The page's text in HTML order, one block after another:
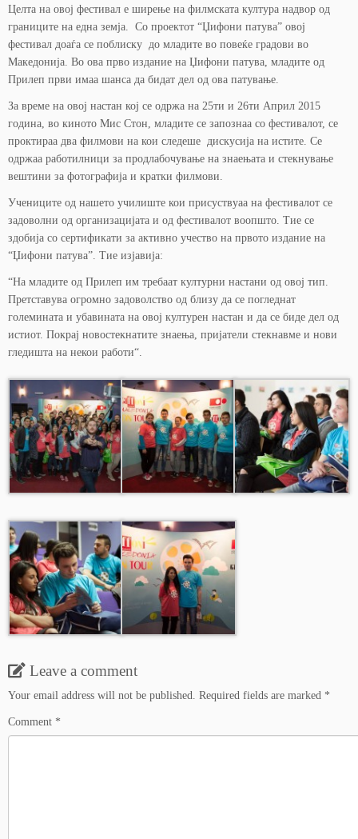
Целта на овој фестивал е ширење на филмската култура надвор од
границите на една земја. Со проектот “Џифони патува” овој
фестивал доаѓа се поблиску до младите во повеќе градови во
Македонија. Во ова прво издание на Џифони патува, младите од
Прилеп први имаа шанса да бидат дел од ова патување.
За време на овој настан кој се одржа на 25ти и 26ти Април 2015
година, во киното Мис Стон, младите се запознаа со фестивалот, се
проктираа два филмови на кои следеше дискусија на истите. Се
одржаа работилници за продлабочување на знаењата и стекнување
вештини за фотографија и кратки филмови.
Учениците од нашето училиште кои присуствуаа на фестивалот се
задоволни од организацијата и од фестивалот воопшто. Тие се
здобија со сертификати за активно учество на првото издание на
“Џифони патува”. Тие изјавија:
“На младите од Прилеп им требаат културни настани од овој тип.
Претставува огромно задоволство од близу да се погледнат
големината и убавината на овој културен настан и да се биде дел од
истиот. Покрај новостекнатите знаења, пријатели стекнавме и нови
гледишта на некои работи“.
Leave a comment
Your email address will not be published. Required fields are marked *
Comment *